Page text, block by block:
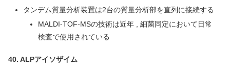
タンデム質量分析装置は2台の質量分析部を直列に接続する
MALDI-TOF-MSの技術は近年 , 細菌同定において日常
検査で使用されている
40. ALPアイソザイム